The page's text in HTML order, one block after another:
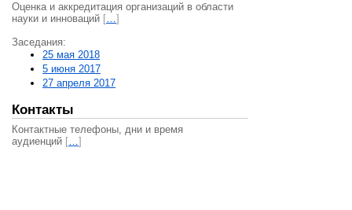
Оценка и аккредитация организаций в области
науки и инноваций […]
Заседания:
25 мая 2018
5 июня 2017
27 апреля 2017
Контакты
Контактные телефоны, дни и время
аудиенций […]